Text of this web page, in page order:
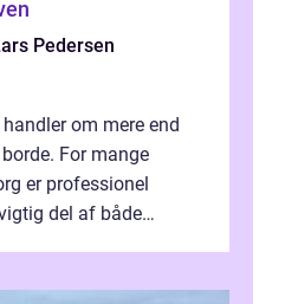
Pedersen
om mere end
For mange
er professionel
del af både